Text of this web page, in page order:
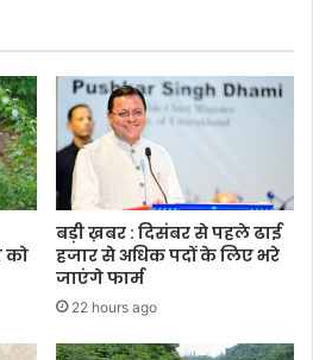
को
बड़ी ख़बर : दिसंबर से पहले ढाई
हजार से अधिक पदों के लिए भरे
जाएंगे फार्म
22 hours ago